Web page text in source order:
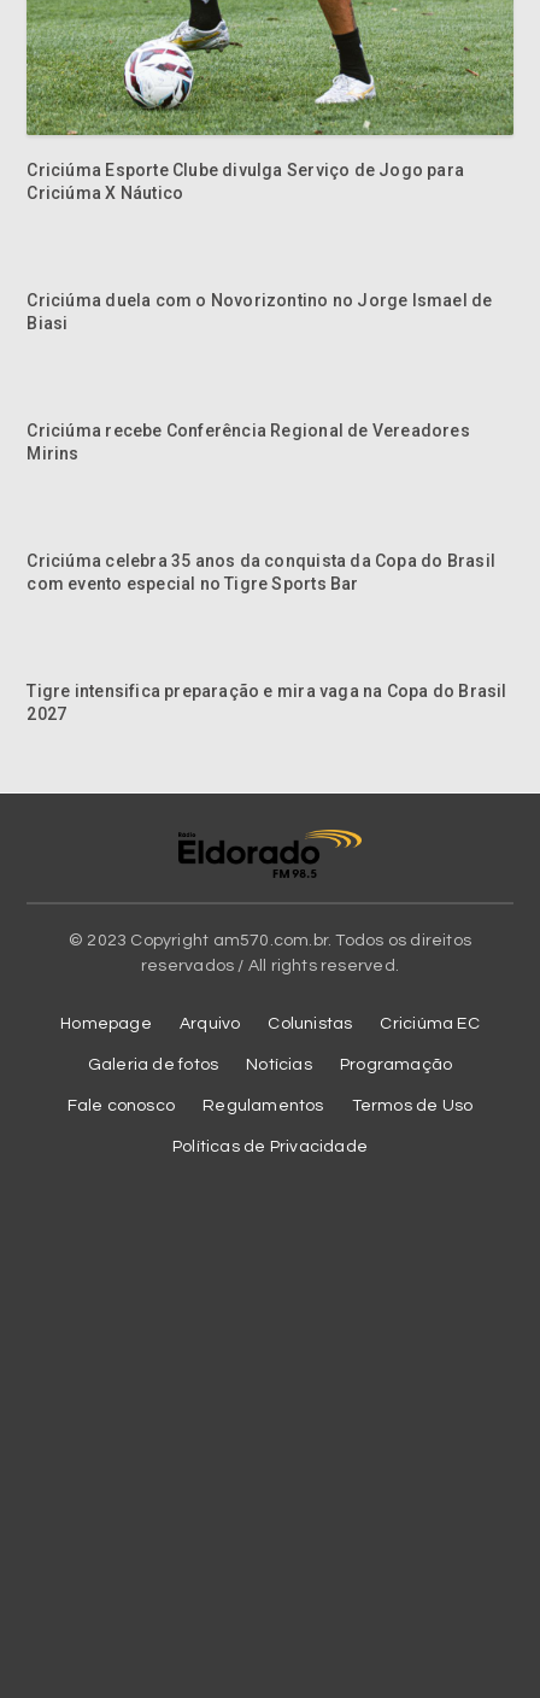
Criciúma Esporte Clube divulga Serviço de Jogo para
Criciúma X Náutico
Criciúma duela com o Novorizontino no Jorge Ismael de
Biasi
Criciúma recebe Conferência Regional de Vereadores
Mirins
Criciúma celebra 35 anos da conquista da Copa do Brasil
com evento especial no Tigre Sports Bar
Tigre intensifica preparação e mira vaga na Copa do Brasil
2027
© 2023 Copyright am570.com.br. Todos os direitos
reservados / All rights reserved.
Homepage Arquivo Colunistas Criciúma EC
Galeria de fotos Notícias Programação
Fale conosco Regulamentos Termos de Uso
Políticas de Privacidade